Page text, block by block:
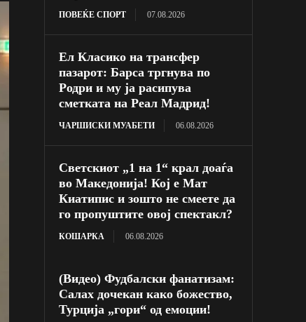
ПОВЕЌЕ СПОРТ 07.08.2026
Ел Класико на трансфер
пазарот: Барса тргнува по
Родри и му ја расипува
сметката на Реал Мадрид!
ЧАРШИСКИ МУАБЕТИ 06.08.2026
Светскиот „1 на 1“ крал доаѓа
во Македонија! Кој е Мат
Киатипис и зошто не смеете да
го пропуштите овој спектакл?
КОШАРКА 06.08.2026
(Видео) Фудбалски фанатизам:
Салах дочекан како божество,
Турција „гори“ од емоции!